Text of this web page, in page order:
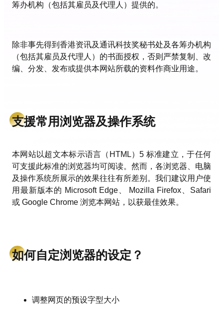
筹办机构（包括其雇员及代理人）提供的。
除非事先得到香港资讯及通讯科技奖秘书处及各筹办机构
（包括其雇员及代理人）的书面授权，否则严禁复制、改
编、分发、发布或提供本网站所载的资料作商业用途。
支援常用浏览器及操作系统
本网站以超文本标示语言（HTML）5 标准建立，于任何
可支援此标准的浏览器均可阅读。然而，各浏览器、电脑
及操作系统所展示的效果往往有所差别。我们建议用户使
用最新版本的 Microsoft Edge、 Mozilla Firefox、Safari
或 Google Chrome 浏览本网站，以获最佳效果。
如何自定浏览器的设定？
调整网页的预设字型大小